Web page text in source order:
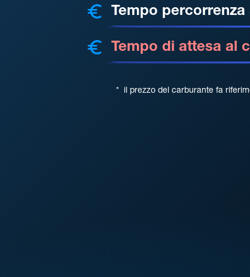
Tempo percorrenza
Tempo di attesa al
* il prezzo del carburante fa